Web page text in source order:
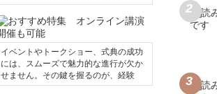
イベントやトークショー、式典の成功
には、スムーズで魅力的な進行が欠か
せません。その鍵を握るのが、経験